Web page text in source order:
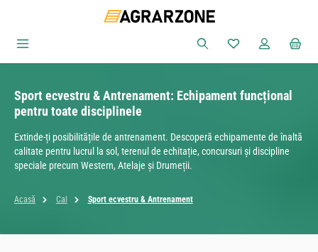
Sari la conținutul principal
Aveți 0 articole
Sport ecvestru & Antrenament: Echipament funcțional
pentru toate disciplinele
Extinde-ți posibilitățile de antrenament. Descoperă echipamente de înaltă
calitate pentru lucrul la sol, terenul de echitație, concursuri și discipline
speciale precum Western, Atelaje și Drumeții.
Acasă Cal Sport ecvestru & Antrenament